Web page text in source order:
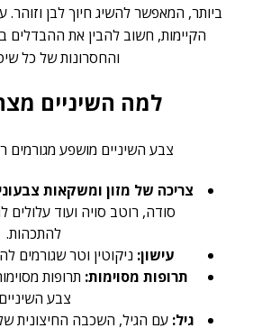
ביותר, המאפשר להשיג חיוך לבן וזוהר.
הקיימות, חשוב להבין את ההבדלים
והחסרונות של כל
למה השיניים
צבע השיניים מושפע מגורמים
צריכה של מזון ומשקאות
סודה, רוטב סויה ועוד עלולים
להתכהות.
עישון: ניקוטין וטר שגורמים
תרופות מסוימות: תרופות
צבע
גיל: עם הגיל, השכבה החיצונית